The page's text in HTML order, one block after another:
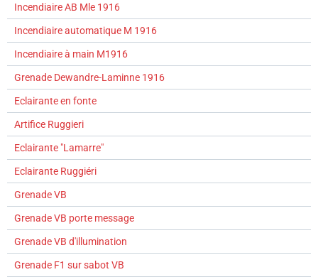
Incendiaire AB Mle 1916
Incendiaire automatique M 1916
Incendiaire à main M1916
Grenade Dewandre-Laminne 1916
Eclairante en fonte
Artifice Ruggieri
Eclairante "Lamarre"
Eclairante Ruggiéri
Grenade VB
Grenade VB porte message
Grenade VB d'illumination
Grenade F1 sur sabot VB